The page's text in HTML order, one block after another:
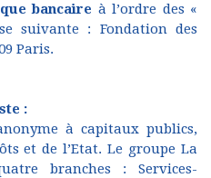
bancaire à l’ordre des «
suivante : Fondation des
Paris.
:
à capitaux publics,
et de l’Etat. Le groupe La
branches : Services-